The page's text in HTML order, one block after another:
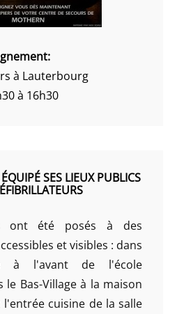
à Lauterbourg
à 16h30
SES LIEUX PUBLICS
ont été posés à des
et visibles : dans
à l'avant de l'école
le Bas-Village à la maison
l'entrée cuisine de la salle